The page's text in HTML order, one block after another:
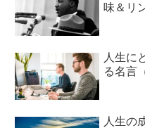
味＆リ
人生に
る名言
人生の